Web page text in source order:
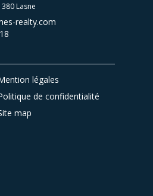
Lasne
realty.com
légales
de confidentialité
map